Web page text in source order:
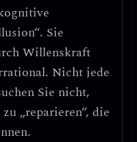
. Sie
Willenskraft
Nicht jede
Sie nicht,
„reparieren“, die